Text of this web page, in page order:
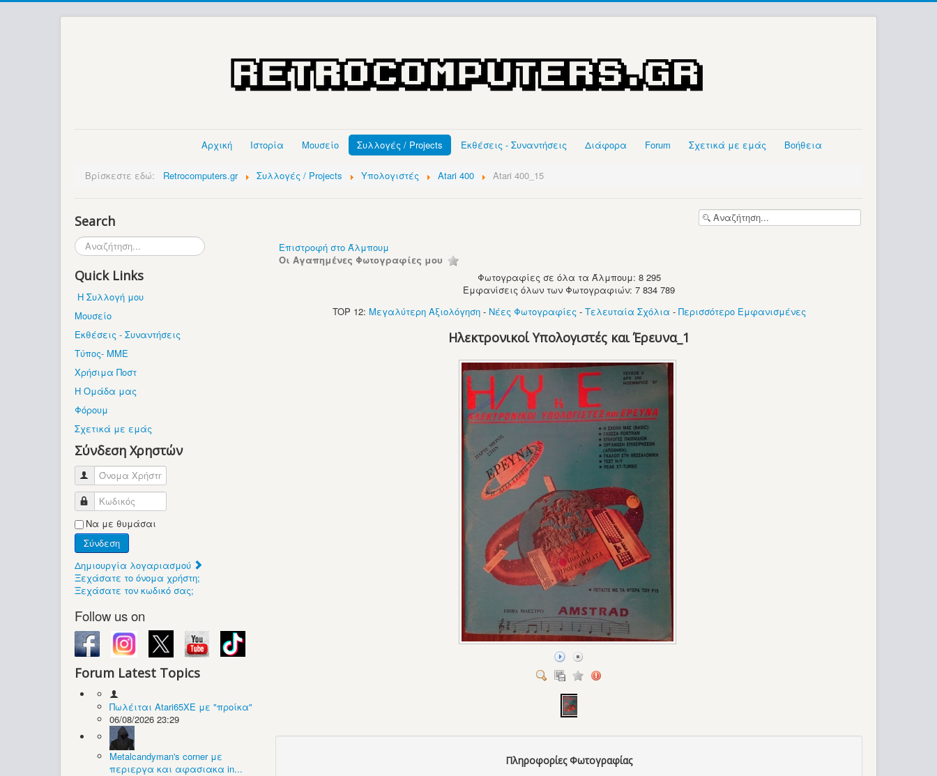
Αρχική Ιστορία Μουσείο Συλλογές / Projects Εκθέσεις - Συναντήσεις Διάφορα Forum Σχετικά με εμάς Βοήθεια
Βρίσκεστε εδώ: Retrocomputers.gr Συλλογές / Projects Υπολογιστές Atari 400 Atari 400_15
Search
Αναζήτηση...
Quick Links
Η Συλλογή μου
Μουσείο
Εκθέσεις - Συναντήσεις
Τύπος- ΜΜΕ
Χρήσιμα Ποστ
Η Ομάδα μας
Φόρουμ
Σχετικά με εμάς
Σύνδεση Χρηστών
Όνομα Χρήστη
Κωδικός
Να με θυμάσαι
Σύνδεση
Δημιουργία λογαριασμού
Ξεχάσατε το όνομα χρήστη;
Ξεχάσατε τον κωδικό σας;
Follow us on
Forum Latest Topics
Πωλέιται Atari65XE με "προίκα"
06/08/2026 23:29
Metalcandyman's corner με
περιεργα και αφασιακα in...
Επιστροφή στο Άλμπουμ
Οι Αγαπημένες Φωτογραφίες μου
Φωτογραφίες σε όλα τα Άλμπουμ: 8 295
Εμφανίσεις όλων των Φωτογραφιών: 7 834 789
TOP 12: Μεγαλύτερη Αξιολόγηση- Νέες Φωτογραφίες - Τελευταία Σχόλια - Περισσότερο Εμφανισμένες
Ηλεκτρονικοί Υπολογιστές και Έρευνα_1
Πληροφορίες Φωτογραφίας